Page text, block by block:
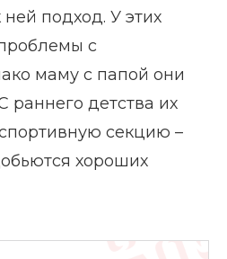
ней подход. У этих
с
маму с папой они
раннего детства их
секцию –
хороших